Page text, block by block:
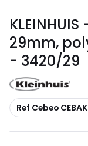
29mm,
- 3420/29
Kopiëren
Ref Cebeo